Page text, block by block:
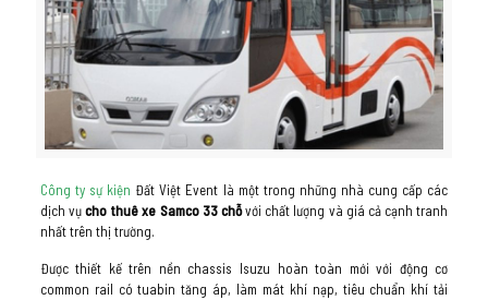
Công ty sự kiện Đất Việt Event là một trong những nhà cung cấp các
dịch vụcho thuê xe Samco 33 chỗvới chất lượng và giá cả cạnh tranh
nhất trên thị trường.
Được thiết kế trên nền chassis Isuzu hoàn toàn mới với động cơ
common rail có tuabin tăng áp, làm mát khí nạp, tiêu chuẩn khí tải